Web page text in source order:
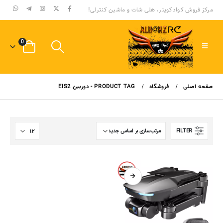
مرکز فروش کوادکوپتر، هلی شات و ماشین کنترلی!
0
صفحه اصلی فروشگاه PRODUCT TAG - دوربین EIS2
FILTER